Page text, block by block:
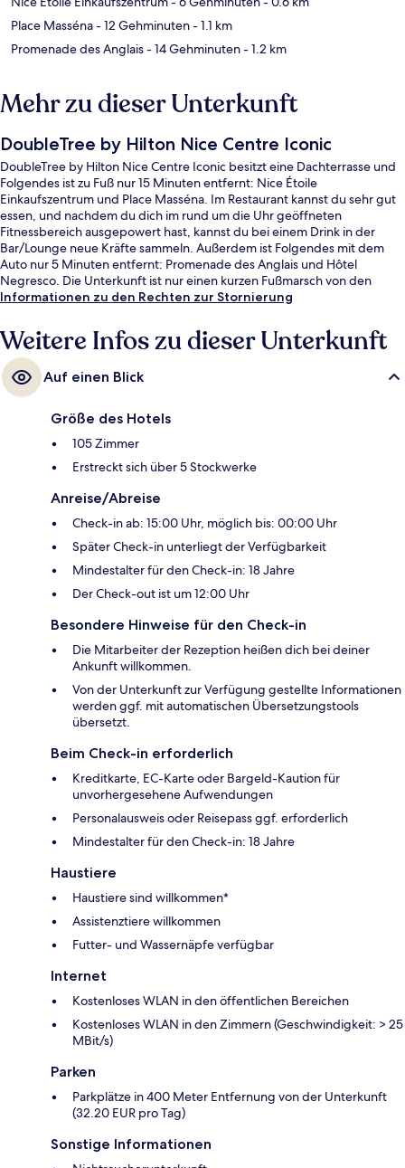
Place Masséna- 12 Gehminuten- 1.1 km
Promenade des Anglais- 14 Gehminuten- 1.2 km
Mehr zu dieser Unterkunft
DoubleTree by Hilton Nice Centre Iconic
DoubleTree by Hilton Nice Centre Iconic besitzt eine Dachterrasse und
Folgendes ist zu Fuß nur 15 Minuten entfernt: Nice Étoile
Einkaufszentrum und Place Masséna. Im Restaurant kannst du sehr gut
essen, und nachdem du dich im rund um die Uhr geöffneten
Fitnessbereich ausgepowert hast, kannst du bei einem Drink in der
Bar/Lounge neue Kräfte sammeln. Außerdem ist Folgendes mit dem
Auto nur 5 Minuten entfernt: Promenade des Anglais und Hôtel
Negresco. Die Unterkunft ist nur einen kurzen Fußmarsch von den
öffentlichen Verkehrsmitteln entfernt: Zur U-Bahn läuft man 3 Minuten
Libération).
Informationen zu den Rechten zur Stornierung
Weitere Infos zu dieser Unterkunft
Auf einen Blick
Größe des Hotels
105 Zimmer
Erstreckt sich über 5 Stockwerke
Anreise/Abreise
Check-in ab: 15:00 Uhr, möglich bis: 00:00 Uhr
Später Check-in unterliegt der Verfügbarkeit
Mindestalter für den Check-in: 18 Jahre
Der Check-out ist um 12:00 Uhr
Besondere Hinweise für den Check-in
Die Mitarbeiter der Rezeption heißen dich bei deiner
Ankunft willkommen.
Von der Unterkunft zur Verfügung gestellte Informationen
werden ggf. mit automatischen Übersetzungstools
übersetzt.
Beim Check-in erforderlich
Kreditkarte, EC-Karte oder Bargeld-Kaution für
unvorhergesehene Aufwendungen
Personalausweis oder Reisepass ggf. erforderlich
Mindestalter für den Check-in: 18 Jahre
Haustiere
Haustiere sind willkommen*
Assistenztiere willkommen
Futter- und Wassernäpfe verfügbar
Internet
Kostenloses WLAN in den öffentlichen Bereichen
Kostenloses WLAN in den Zimmern (Geschwindigkeit: > 25
MBit/s)
Parken
Parkplätze in 400 Meter Entfernung von der Unterkunft
(32.20 EUR pro Tag)
Sonstige Informationen